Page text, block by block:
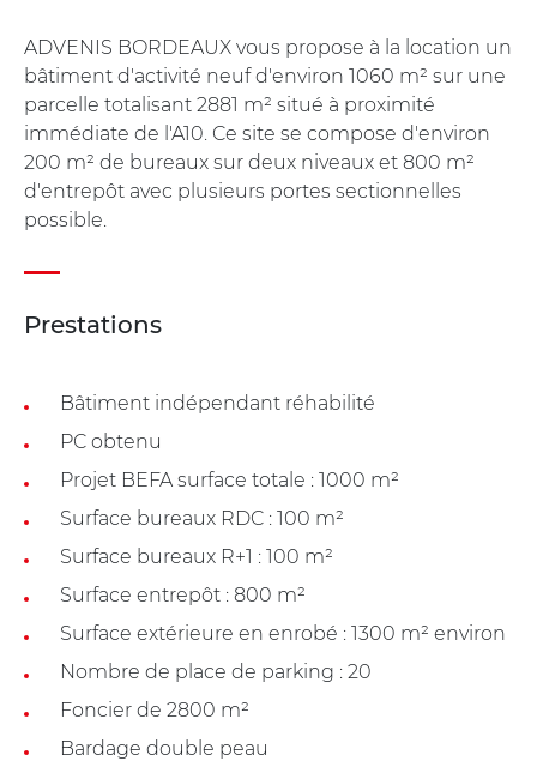
ADVENIS BORDEAUX vous propose à la location un
bâtiment d'activité neuf d'environ 1060 m² sur une
parcelle totalisant 2881 m² situé à proximité
immédiate de l'A10. Ce site se compose d'environ
200 m² de bureaux sur deux niveaux et 800 m²
d'entrepôt avec plusieurs portes sectionnelles
possible.
Prestations
Bâtiment indépendant réhabilité
PC obtenu
Projet BEFA surface totale : 1000 m²
Surface bureaux RDC : 100 m²
Surface bureaux R+1 : 100 m²
Surface entrepôt : 800 m²
Surface extérieure en enrobé : 1300 m² environ
Nombre de place de parking : 20
Foncier de 2800 m²
Bardage double peau